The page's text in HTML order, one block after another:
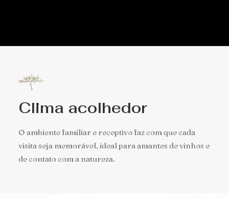
Clima acolhedor
O ambiente familiar e receptivo faz com que cada
visita seja memorável, ideal para amantes de vinhos e
de contato com a natureza.